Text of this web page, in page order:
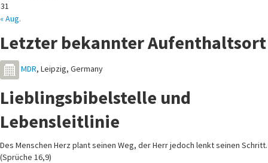
31
« Aug.
Letzter bekannter Aufenthaltsort
MDR, Leipzig, Germany
Lieblingsbibelstelle und
Lebensleitlinie
Des Menschen Herz plant seinen Weg, der Herr jedoch lenkt seinen Schritt.
(Sprüche 16,9)